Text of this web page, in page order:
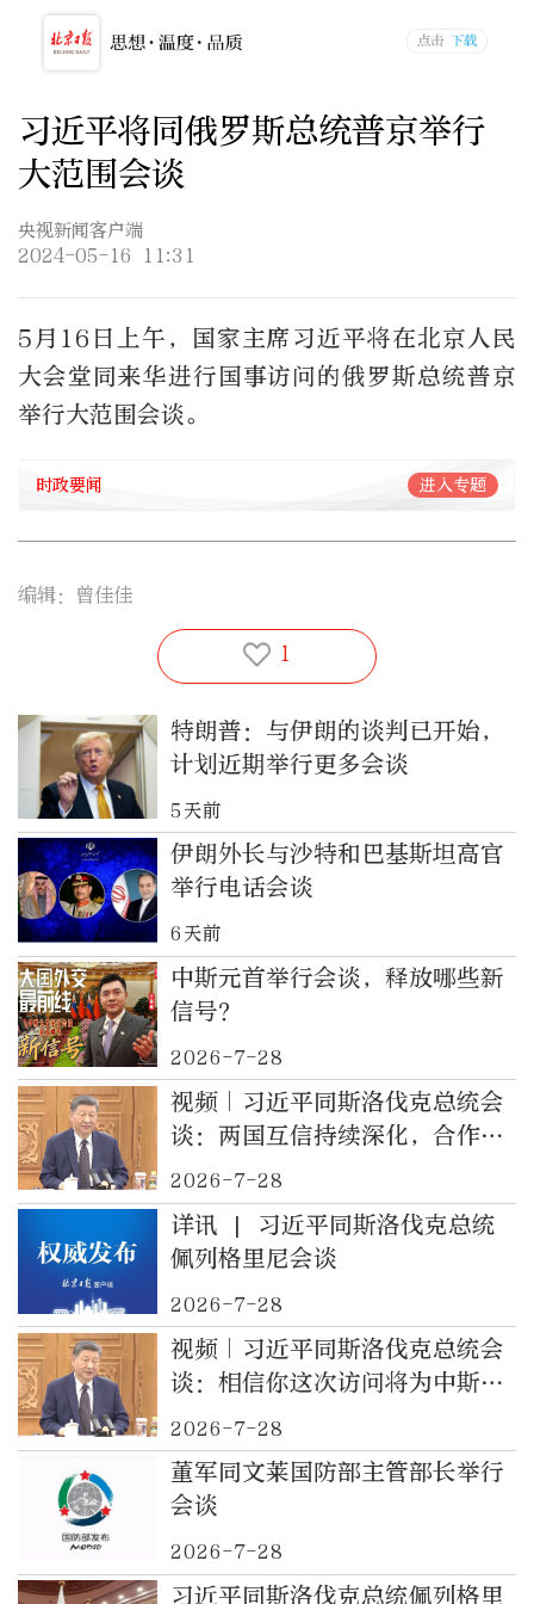
习近平将同俄罗斯总统普京举行
大范围会谈
央视新闻客户端
2024-05-16 11:31
5月16日上午，国家主席习近平将在北京人民
大会堂同来华进行国事访问的俄罗斯总统普京
举行大范围会谈。
时政要闻 进入专题
编辑：曾佳佳
1
特朗普：与伊朗的谈判已开始，
计划近期举行更多会谈
5天前
伊朗外长与沙特和巴基斯坦高官
举行电话会谈
6天前
中斯元首举行会谈，释放哪些新
信号？
2026-7-28
视频｜习近平同斯洛伐克总统会
谈：两国互信持续深化，合作成
果不断涌现，传统友好深入人心
2026-7-28
详讯 | 习近平同斯洛伐克总统
佩列格里尼会谈
2026-7-28
视频｜习近平同斯洛伐克总统会
谈：相信你这次访问将为中斯关
系不断向前发展注入新动力
2026-7-28
董军同文莱国防部主管部长举行
会谈
2026-7-28
习近平同斯洛伐克总统佩列格里